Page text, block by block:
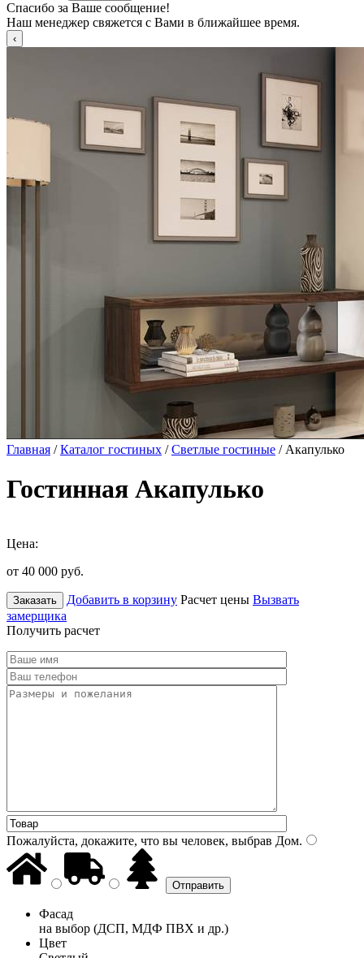
Спасибо за Ваше сообщение!
Наш менеджер свяжется с Вами в ближайшее время.
Главная /Каталог гостиных /Светлые гостиные / Акапулько
Гостинная Акапулько
Цена:
от 40 000 руб.
Заказать Добавить в корзину Расчет цены Вызвать
замерщика
Получить расчет
Пожалуйста, докажите, что вы человек, выбрав Дом.
Фасад
на выбор (ДСП, МДФ ПВХ и др.)
Цвет